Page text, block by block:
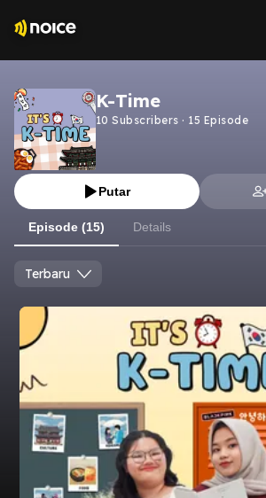
K-Time
10 Subscribers · 15 Episode
Putar
Episode (15) Details
Terbaru